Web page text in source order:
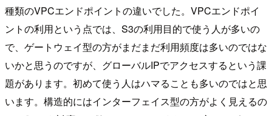
種類のVPCエンドポイントの違いでした。VPCエンドポイ
ントの利用という点では、S3の利用目的で使う人が多いの
で、ゲートウェイ型の方がまだまだ利用頻度は多いのではな
いかと思うのですが、グローバルIPでアクセスするという課
題があります。初めて使う人はハマることも多いのではと思
います。構造的にはインターフェイス型の方がよく見えるの